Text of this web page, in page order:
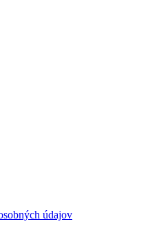
údajov